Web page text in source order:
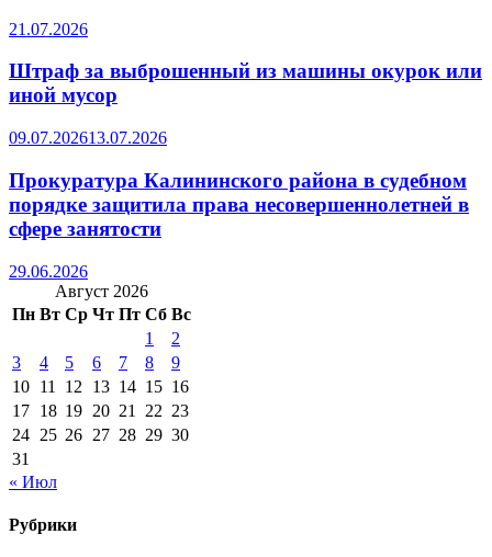
21.07.2026
Штраф за выброшенный из машины окурок или
иной мусор
09.07.202613.07.2026
Прокуратура Калининского района в судебном
порядке защитила права несовершеннолетней в
сфере занятости
29.06.2026
Август 2026
Пн Вт Ср Чт Пт Сб Вс
1
2
3
4 5 6 7 8
9
10 11 12 13 14 15 16
17 18 19 20 21 22 23
24 25 26 27 28 29 30
31
« Июл
Рубрики